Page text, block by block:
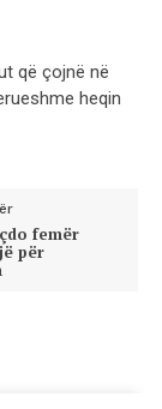
që çojnë në
heqin
femër
për